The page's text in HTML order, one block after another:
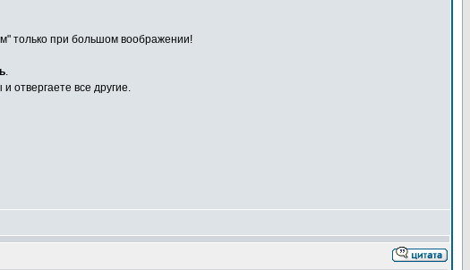
только при большом воображении!
.
отвергаете все другие.